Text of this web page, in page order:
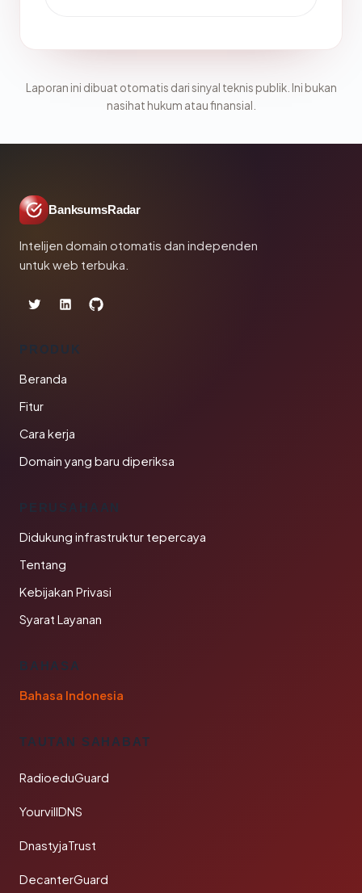
Laporan ini dibuat otomatis dari sinyal teknis publik. Ini bukan
nasihat hukum atau finansial.
BanksumsRadar
Intelijen domain otomatis dan independen
untuk web terbuka.
PRODUK
Beranda
Fitur
Cara kerja
Domain yang baru diperiksa
PERUSAHAAN
Didukung infrastruktur tepercaya
Tentang
Kebijakan Privasi
Syarat Layanan
BAHASA
Bahasa Indonesia
TAUTAN SAHABAT
RadioeduGuard
YourvillDNS
DnastyjaTrust
DecanterGuard